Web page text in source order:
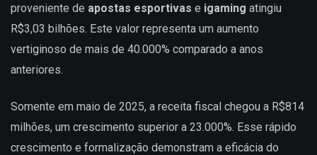
proveniente de apostas esportivas e igaming atingiu
R$3,03 bilhões. Este valor representa um aumento
vertiginoso de mais de 40.000% comparado a anos
anteriores.
Somente em maio de 2025, a receita fiscal chegou a R$814
milhões, um crescimento superior a 23.000%. Esse rápido
crescimento e formalização demonstram a eficácia do